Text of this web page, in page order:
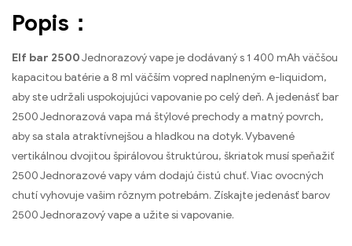
Popis：
Elf bar 2500Jednorazový vape je dodávaný s 1 400 mAh väčšou
kapacitou batérie a 8 ml väčším vopred naplneným e-liquidom,
aby ste udržali uspokojujúci vapovanie po celý deň. A jedenásť bar
2500 Jednorazová vapa má štýlové prechody a matný povrch,
aby sa stala atraktívnejšou a hladkou na dotyk. Vybavené
vertikálnou dvojitou špirálovou štruktúrou, škriatok musí speňažiť
2500 Jednorazové vapy vám dodajú čistú chuť. Viac ovocných
chutí vyhovuje vašim rôznym potrebám. Získajte jedenásť barov
2500 Jednorazový vape a užite si vapovanie.